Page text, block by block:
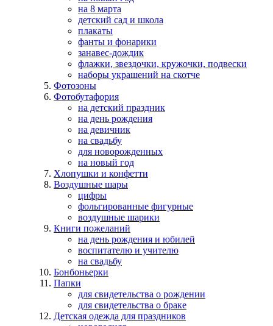
на 8 марта
детский сад и школа
плакаты
фанты и фонарики
занавес-дождик
флажки, звездочки, кружочки, подвески
наборы украшений на скотче
Фотозоны
Фотобутафория
на детский праздник
на день рождения
на девичник
на свадьбу
для новорожденных
на новый год
Хлопушки и конфетти
Воздушные шары
цифры
фольгированные фигурные
воздушные шарики
Книги пожеланий
на день рождения и юбилей
воспитателю и учителю
на свадьбу
Бонбоньерки
Папки
для свидетельства о рождении
для свидетельства о браке
Детская одежда для праздников